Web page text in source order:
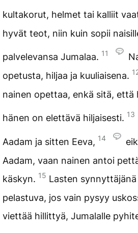
kultakorut, helmet tai kalliit
hyvät teot, niin kuin sopii
palvelevansa Jumalaa. 11
opetusta, hiljaa ja kuuliaisena.
nainen opettaa, enkä sitä, että
hänen on elettävä hiljaisesti. 13
Aadam ja sitten Eeva, 14
Aadam, vaan nainen antoi
käskyn. 15 Lasten
pelastuva, jos vain pysyy
viettää hillittyä, Jumalalle